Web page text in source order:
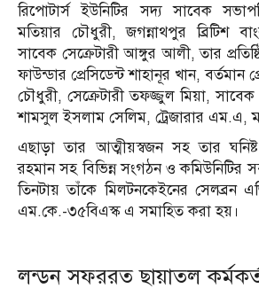
রিপোটার্স ইউনিটির সদ্য সাবেক
মতিয়ার চৌধুরী, জগন্নাথপুর ব্রিটিশ
সাবেক সেক্রেটারী আঙ্গুর আলী, তার
ফাউন্ডার প্রেসিডেন্ট শাহানূর খান, বর্তমান
চৌধুরী, সেক্রেটারী তফজ্জুল মিয়া, সাবেক
শামসুল ইসলাম সেলিম, ট্রেজারার এম.এ,
এছাড়া তার আত্মীয়স্বজন সহ তার
রহমান সহ বিভিন্ন সংগঠন ও কমিউনিটির
তিনটায় তাঁকে মিলটনকেইনের সেলব্রন
এম.কে.-৩৫বিএস্ক এ সমাহিত করা হয়।
লন্ডন সফররত ছায়াতল